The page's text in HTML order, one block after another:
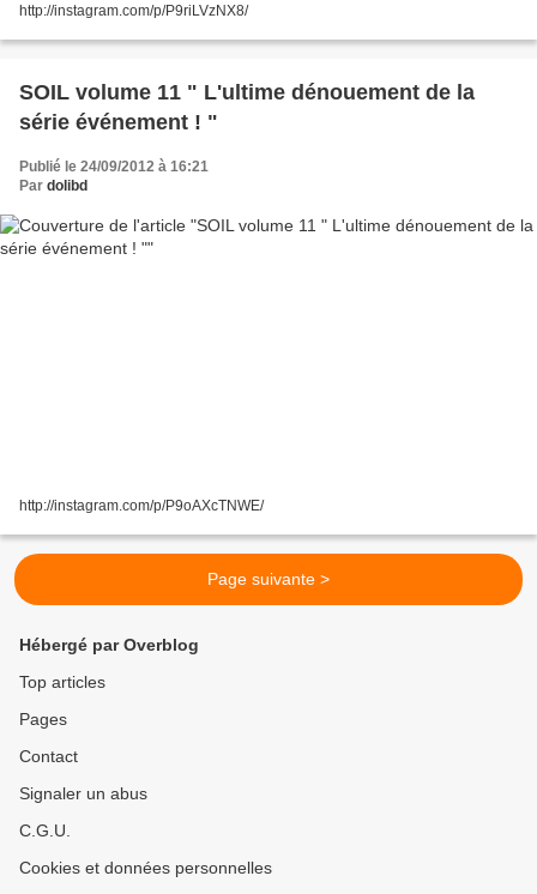
http://instagram.com/p/P9riLVzNX8/
SOIL volume 11 " L'ultime dénouement de la
série événement ! "
Publié le 24/09/2012 à 16:21
Par dolibd
http://instagram.com/p/P9oAXcTNWE/
Page suivante >
Hébergé par Overblog
Top articles
Pages
Contact
Signaler un abus
C.G.U.
Cookies et données personnelles